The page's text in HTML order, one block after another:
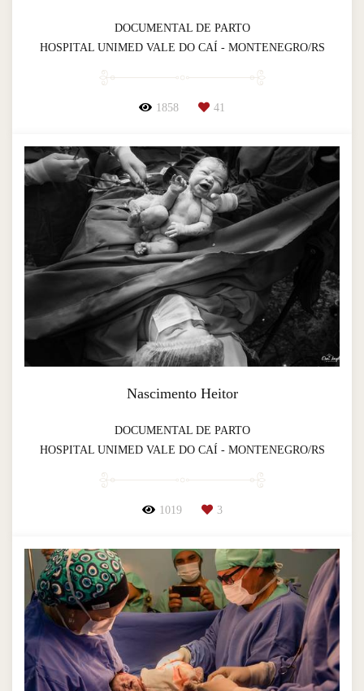
DOCUMENTAL DE PARTO
HOSPITAL UNIMED VALE DO CAÍ - MONTENEGRO/RS
1858 41
Nascimento Heitor
DOCUMENTAL DE PARTO
HOSPITAL UNIMED VALE DO CAÍ - MONTENEGRO/RS
1019 3